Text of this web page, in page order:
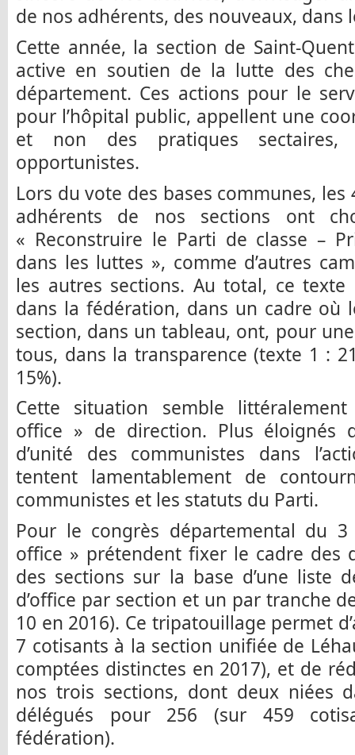
de nos adhérents, des nouveaux, dans
Cette année, la section de Saint-
active en soutien de la lutte des
département. Ces actions pour le
pour l’hôpital public, appellent une
et non des pratiques sectaires,
opportunistes.
Lors du vote des bases communes,
adhérents de nos sections ont
« Reconstruire le Parti de classe –
dans les luttes », comme d’autres
les autres sections. Au total, ce
dans la fédération, dans un cadre où
section, dans un tableau, ont, pour
tous, dans la transparence (texte 1 :
15%).
Cette situation semble
office » de direction. Plus éloignés
d’unité des communistes dans
tentent lamentablement de
communistes et les statuts du Parti.
Pour le congrès départemental du
office » prétendent fixer le cadre des
des sections sur la base d’une liste
d’office par section et un par tranche
10 en 2016). Ce tripatouillage permet
7 cotisants à la section unifiée de
comptées distinctes en 2017), et de
nos trois sections, dont deux niées
délégués pour 256 (sur 459
fédération).